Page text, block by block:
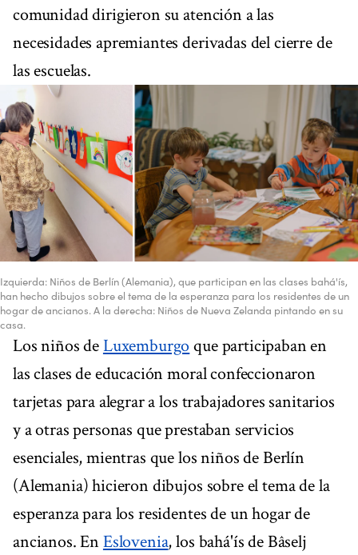
comunidad dirigieron su atención a las
necesidades apremiantes derivadas del cierre de
las escuelas.
Izquierda: Niños de Berlín (Alemania), que participan en las clases bahá'ís,
han hecho dibujos sobre el tema de la esperanza para los residentes de un
hogar de ancianos. A la derecha: Niños de Nueva Zelanda pintando en su
casa.
Los niños deLuxemburgoque participaban en
las clases de educación moral confeccionaron
tarjetas para alegrar a los trabajadores sanitarios
y a otras personas que prestaban servicios
esenciales, mientras que los niños de Berlín
(Alemania) hicieron dibujos sobre el tema de la
esperanza para los residentes de un hogar de
ancianos. En Eslovenia, los bahá'ís de Bâselj